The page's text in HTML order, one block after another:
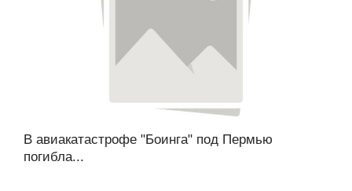
В авиакатастрофе "Боинга" под Пермью
погибла...